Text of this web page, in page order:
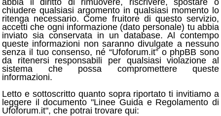
abbia il diritto di rimuovere, riscrivere, spostare o
chiudere qualsiasi argomento in qualsiasi momento lo
ritenga necessario. Come fruitore di questo servizio,
accetti che ogni informazione (dato personale) tu abbia
inviato sia conservata in un database. Al contempo
queste informazioni non saranno divulgate a nessuno
senza il tuo consenso, né “Ufoforum.it” o phpBB sono
da ritenersi responsabili per qualsiasi violazione al
sistema che possa compromettere queste
informazioni.
Letto e sottoscritto quanto sopra riportato ti invitiamo a
leggere il documento "Linee Guida e Regolamento di
Ufoforum.it", che potrai trovare qui: